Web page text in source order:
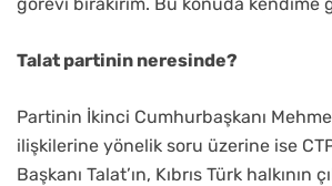
Talat partinin neresinde?
Partinin İkinci Cumhurbaşkanı
ilişkilerine yönelik soru üzerine ise
Başkanı Talat’ın, Kıbrıs Türk halkının